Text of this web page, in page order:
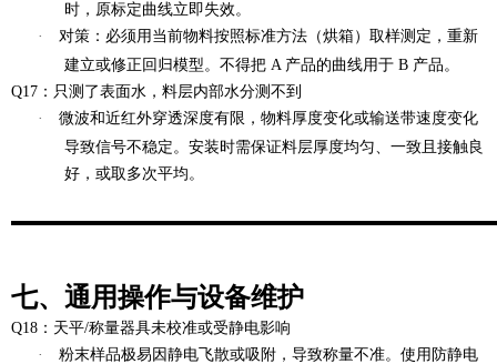
时，原标定曲线立即失效。
·
对策 ：必须用当前物料按照标准方法（烘箱）取样测定，重新
建立或修正回归模型。不得把 A 产品的曲线用于 B 产品。
Q17：只测了表面水，料层内部水分测不到
·
微波和近红外穿透深度有限，物料厚度变化或输送带速度变化
导致信号不稳定。安装时需保证料层厚度均匀、一致且接触良
好，或取多次平均。
七、通用操作与设备维护
Q18：天平/称量器具未校准或受静电影响
·
粉末样品极易因静电飞散或吸附，导致称量不准。使用防静电